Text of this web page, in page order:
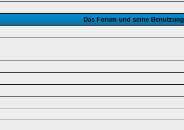
Das Forum und seine Benutzung